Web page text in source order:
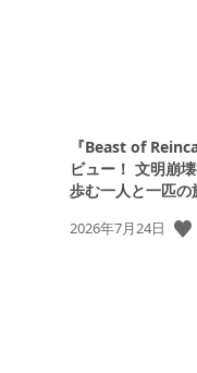
『Beast of
ビュー！ 文明崩
歩む一人と一匹の
公
2026年7月24日